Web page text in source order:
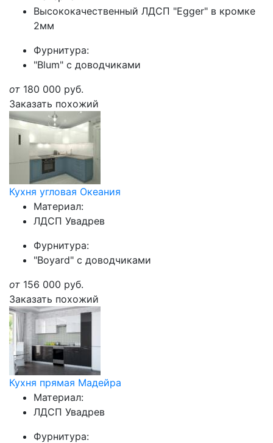
Высококачественный ЛДСП "Egger" в кромке
2мм
Фурнитура:
"Blum" с доводчиками
от 180 000 руб.
Заказать похожий
Кухня угловая Океания
Материал:
ЛДСП Увадрев
Фурнитура:
"Boyard" с доводчиками
от 156 000 руб.
Заказать похожий
Кухня прямая Мадейра
Материал:
ЛДСП Увадрев
Фурнитура: